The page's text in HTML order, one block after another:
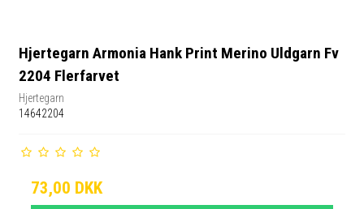
Hjertegarn Armonia Hank Print Merino Uldgarn Fv
2204 Flerfarvet
Hjertegarn
14642204
73,00 DKK